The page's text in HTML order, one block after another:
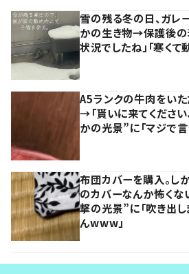
雪の残る冬の日、ガレ
かの生き物→保護後
状況でしたね」「寒く
A5ランクの牛肉をいた
→「貰いに来てください
かの光景”に「マジで言
布団カバーを購入。し
のカバーなんか怖くな
撃の光景”に「吹き出し
んwww」